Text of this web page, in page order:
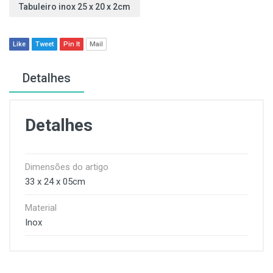
Tabuleiro inox 25 x 20 x 2cm
Like Tweet Pin It Mail
Detalhes
Detalhes
Dimensões do artigo
33 x 24 x 05cm
Material
Inox